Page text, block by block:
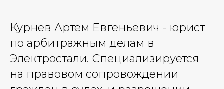
Курнев Артем Евгеньевич - юрист
по арбитражным делам в
Электростали. Специализируется
на правовом сопровождении